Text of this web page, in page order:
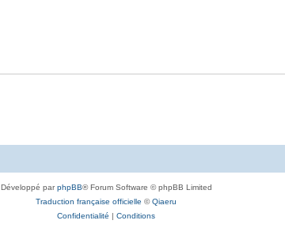
Développé parphpBB® Forum Software © phpBB Limited
Traduction française officielle ©Qiaeru
Confidentialité | Conditions